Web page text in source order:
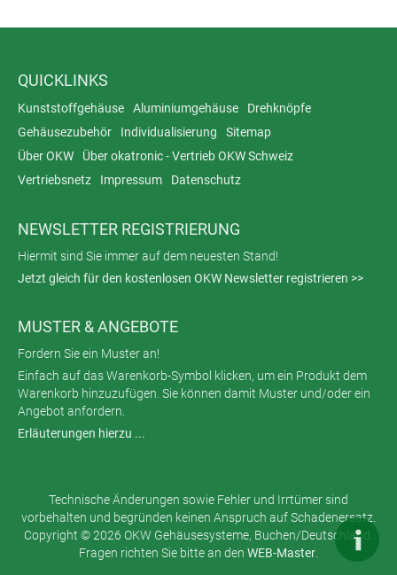
QUICKLINKS
Kunststoffgehäuse Aluminiumgehäuse
Drehknöpfe
Gehäusezubehör
Individualisierung
Sitemap
Über OKW
Über okatronic - Vertrieb OKW Schweiz
Vertriebsnetz
Impressum Datenschutz
NEWSLETTER REGISTRIERUNG
Hiermit sind Sie immer auf dem neuesten Stand!
Jetzt gleich für den kostenlosen OKW Newsletter registrieren >>
MUSTER & ANGEBOTE
Fordern Sie ein Muster an!
Einfach auf das Warenkorb-Symbol klicken, um ein Produkt dem
Warenkorb hinzuzufügen. Sie können damit Muster und/oder ein
Angebot anfordern.
Erläuterungen hierzu ...
Technische Änderungen sowie Fehler und Irrtümer sind
vorbehalten und begründen keinen Anspruch auf Schadenersatz.
Copyright © 2026 OKW Gehäusesysteme, Buchen/Deutschland.
Fragen richten Sie bitte an den WEB-Master